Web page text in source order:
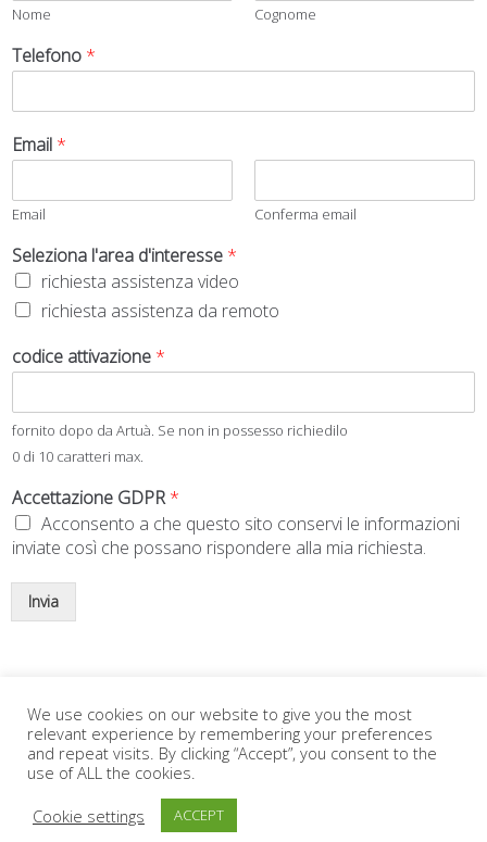
Nome Cognome
Telefono *
Email *
Email Conferma email
Seleziona l'area d'interesse *
richiesta assistenza video
richiesta assistenza da remoto
codice attivazione *
fornito dopo da Artuà. Se non in possesso richiedilo
0 di 10 caratteri max.
Accettazione GDPR*
Acconsento a che questo sito conservi le informazioni
inviate così che possano rispondere alla mia richiesta.
Invia
© 2026 Artuà di FINAEGS srls p.iva 03928620545
We use cookies on our website to give you the most
relevant experience by remembering your preferences
and repeat visits. By clicking “Accept”, you consent to the
use of ALL the cookies.
Cookie settings
ACCEPT